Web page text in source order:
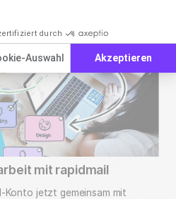
durch
Auswahl Akzeptieren
mit rapidmail
Konto jetzt gemeinsam mit